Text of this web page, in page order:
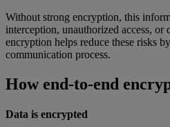
Without strong encryption, this
interception, unauthorized access, or
encryption helps reduce these risks
communication process.
How end-to-end
Data is encrypted